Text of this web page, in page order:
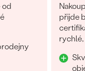
od
přijde
rychlé,